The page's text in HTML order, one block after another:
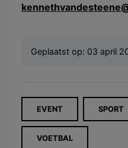
Geplaatst op: 03 april
EVENT SPORT
VOETBAL